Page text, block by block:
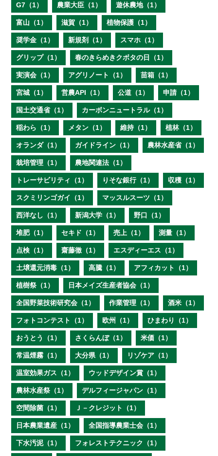
G7（1） 農業大臣（1） 遊休農地（1）
富山（1） 滋賀（1） 植物保護（1）
奨学金（1） 新規剤（1） スマホ（1）
グリップ（1） 春のきらめきクボタの日（1）
実演会（1） アグリノート（1） 苗箱（1）
宮城（1） 営農API（1） 公道（1） 申請（1）
国土交通省（1） カーボンニュートラル（1）
稲わら（1） メタン（1） 維持（1） 植林（1）
オランダ（1） ガイドライン（1） 農林水産省（1）
栽培管理（1） 農地関連法（1）
トレーサビリティ（1） りそな銀行（1） 収穫（1）
スクミリンゴガイ（1） マッスルスーツ（1）
西洋なし（1） 新潟大学（1） 野口（1）
堆肥（1） セキド（1） 売上（1） 測量（1）
点検（1） 齋藤徹（1） エスディーエス（1）
土壌還元消毒（1） 高騰（1） アフィカット（1）
植樹祭（1） 日本メイズ生産者協会（1）
全国野菜技術研究会（1） 作業管理（1） 酒米（1）
フォトコンテスト（1） 欧州（1） ひまわり（1）
おうとう（1） さくらんぼ（1） 米価（1）
常温煙霧（1） 大分県（1） リゾケア（1）
温室効果ガス（1） ウッドデザイン賞（1）
農林水産祭（1） デルフィージャパン（1）
空間除菌（1） Ｊ－クレジット（1）
日本農業遺産（1） 全国指導農業士会（1）
下水汚泥（1） フォレストテクニック（1）